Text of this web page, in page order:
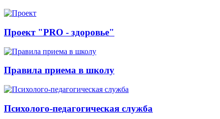
Проект "PRO - здоровье"
Правила приема в школу
Психолого-педагогическая служба